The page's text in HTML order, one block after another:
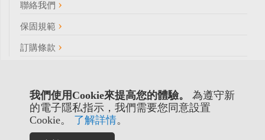
我們使用Cookie來提高您的體驗。
為遵守新
的電子隱私指示，我們需要您同意設置
Cookie。 了解詳情。
聯絡我們
保固規範
訂購條款